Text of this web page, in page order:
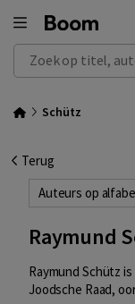
Zoek op titel,
Schütz
Terug
Auteurs op
Raymund
Raymund Schütz
Joodsche Raad,